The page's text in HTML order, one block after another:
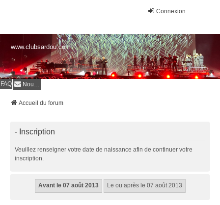
Connexion
www.clubsardou.com
FAQ Nous contacter
Accueil du forum
- Inscription
Veuillez renseigner votre date de naissance afin de continuer votre
inscription.